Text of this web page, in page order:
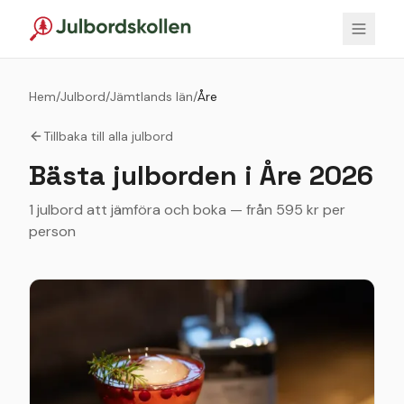
Hem/Julbord/Jämtlands län/Åre
Tillbaka till alla julbord
Bästa julborden i Åre 2026
1 julbord att jämföra och boka — från 595 kr per
person